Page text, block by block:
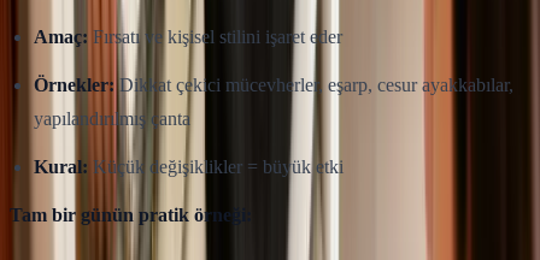
Amaç: Fırsatı ve kişisel stilini işaret eder
Örnekler: Dikkat çekici mücevherler, eşarp, cesur ayakkabılar,
yapılandırılmış çanta
Kural: Küçük değişiklikler = büyük etki
Tam bir günün pratik örneği: